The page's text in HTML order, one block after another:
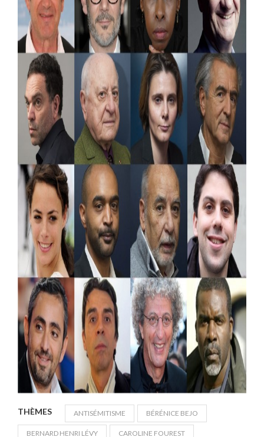
THÈMES ANTISÉMITISME BÉRÉNICE BEJO
BERNARD HENRI LÉVY CAROLINE FOUREST